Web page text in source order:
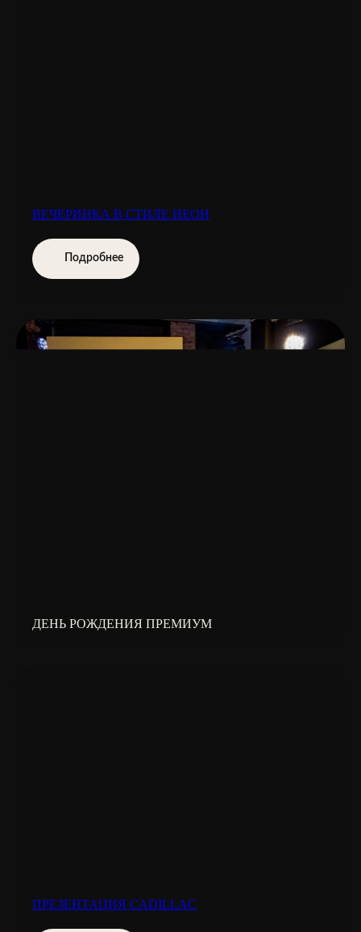
ВЕЧЕРИНКА В СТИЛЕ НЕОН
Подробнее
ДЕНЬ РОЖДЕНИЯ ПРЕМИУМ
ПРЕЗЕНТАЦИЯ CADILLAC